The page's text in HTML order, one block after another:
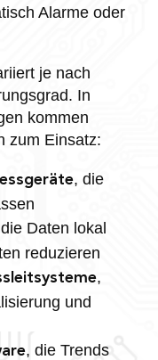
Alarme oder
je nach
In
kommen
zum Einsatz:
, die
Daten lokal
reduzieren
,
und
, die Trends